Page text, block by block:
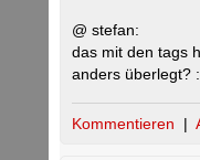
@ stefan:
das mit den tags
anders überlegt?
Kommentieren |